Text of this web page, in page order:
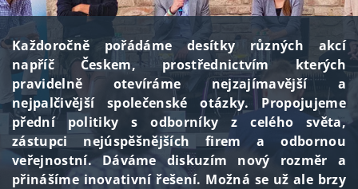
Každoročně pořádáme desítky různých akcí
napříč Českem, prostřednictvím kterých
pravidelně otevíráme nejzajímavější a
nejpalčivější společenské otázky. Propojujeme
přední politiky s odborníky z celého světa,
zástupci nejúspěšnějších firem a odbornou
veřejnostní. Dáváme diskuzím nový rozměr a
přinášíme inovativní řešení. Možná se už ale brzy